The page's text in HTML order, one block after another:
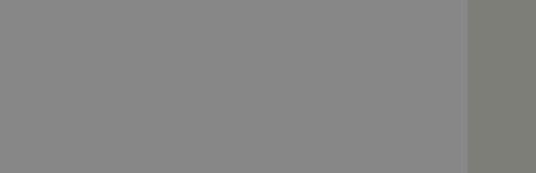
Universal
del
da Google.
utenti
modo casuale
in ogni richiesta
i dati di